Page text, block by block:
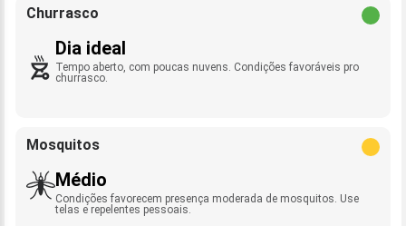
Churrasco
Dia ideal
Tempo aberto, com poucas nuvens. Condições favoráveis pro
churrasco.
Mosquitos
Médio
Condições favorecem presença moderada de mosquitos. Use
telas e repelentes pessoais.